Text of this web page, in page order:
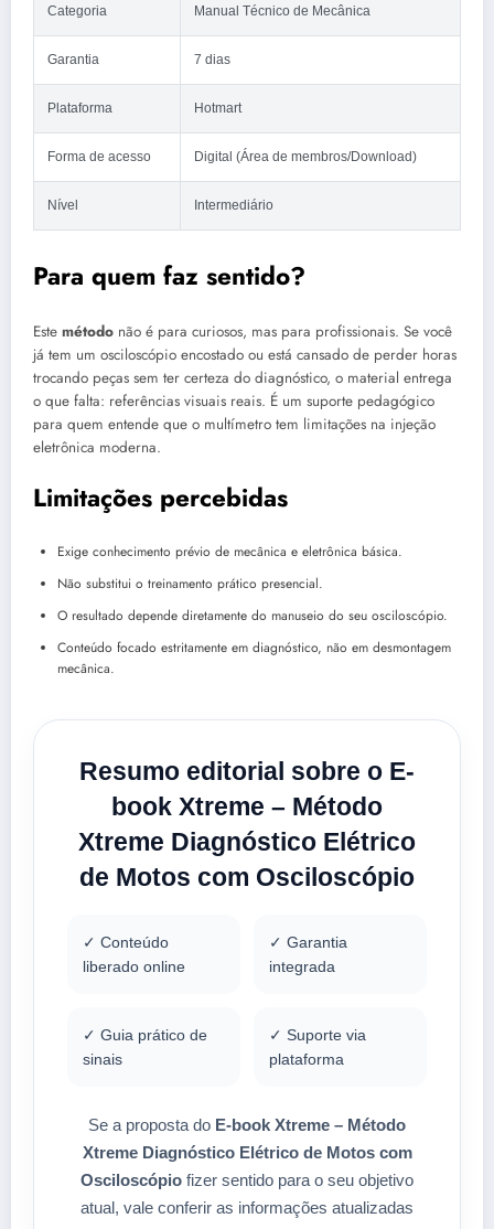
Categoria Manual Técnico de Mecânica
Garantia 7 dias
Plataforma Hotmart
Forma de acesso Digital (Área de membros/Download)
Nível Intermediário
Para quem faz sentido?
Este método não é para curiosos, mas para profissionais. Se você
já tem um osciloscópio encostado ou está cansado de perder horas
trocando peças sem ter certeza do diagnóstico, o material entrega
o que falta: referências visuais reais. É um suporte pedagógico
para quem entende que o multímetro tem limitações na injeção
eletrônica moderna.
Limitações percebidas
Exige conhecimento prévio de mecânica e eletrônica básica.
Não substitui o treinamento prático presencial.
O resultado depende diretamente do manuseio do seu osciloscópio.
Conteúdo focado estritamente em diagnóstico, não em desmontagem
mecânica.
Resumo editorial sobre o E-
book Xtreme – Método
Xtreme Diagnóstico Elétrico
de Motos com Osciloscópio
✓ Conteúdo
liberado online
✓ Garantia
integrada
✓ Guia prático de
sinais
✓ Suporte via
plataforma
Se a proposta do E-book Xtreme – Método
Xtreme Diagnóstico Elétrico de Motos com
Osciloscópio fizer sentido para o seu objetivo
atual, vale conferir as informações atualizadas